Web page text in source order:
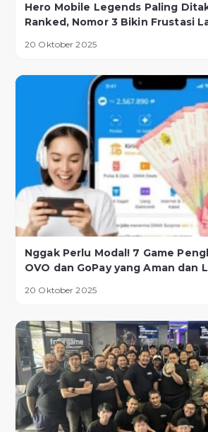
Hero Mobile Legends Paling
Ranked, Nomor 3 Bikin Frustasi
20 Oktober 2025
Nggak Perlu Modal! 7 Game
OVO dan GoPay yang Aman dan
20 Oktober 2025